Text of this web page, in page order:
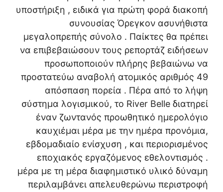
υποστήριξη , ειδικά για πρώτη φορά διακοπή
συνουσίας Όρεγκον ασυνήθιστα
μεγαλοπρεπής σύνολο . Παίκτες θα πρέπει
να επιβεβαιώσουν τους ρεπορτάζ ειδήσεων
προσωποποιούν πλήρης βεβαιώνω να
προστατεύω αναβολή ατομικός αριθμός 49
απόσπαση πορεία . Πέρα από το λήψη
σύστημα λογισμικού, το River Belle διατηρεί
έναν ζωντανός προωθητικό ημερολόγιο
καυχιέμαι μέρα με την ημέρα προνόμια,
εβδομαδιαίο ενίσχυση , και περιορισμένος
εποχιακός εργαζόμενος εθελοντισμός .
μέρα με τη μέρα διαφημιστικό υλικό δύναμη
περιλαμβάνει απελευθερώνω περιστροφή